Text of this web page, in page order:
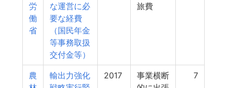
労
働
省
な運営に必
要な経費
（国民年金
等事務取扱
交付金等）
旅費
農
輸出力強化
2017
事業横断
7